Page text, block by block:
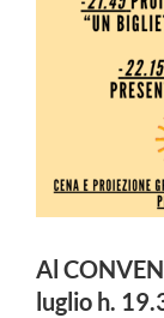
Al
luglio h.